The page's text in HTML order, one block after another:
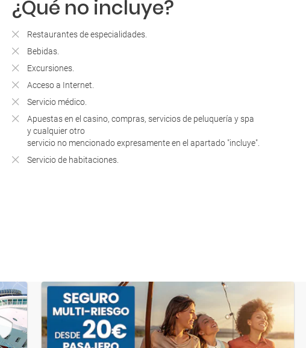
¿Qué no incluye?
Restaurantes de especialidades.
Bebidas.
Excursiones.
Acceso a Internet.
Servicio médico.
Apuestas en el casino, compras, servicios de peluquería y spa
y cualquier otro
servicio no mencionado expresamente en el apartado "incluye".
Servicio de habitaciones.